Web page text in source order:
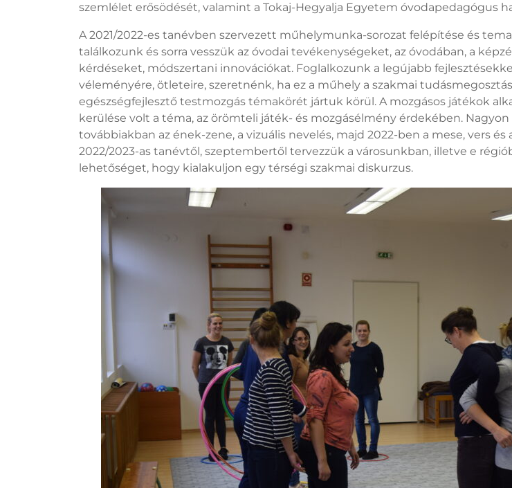
szemlélet erősödését, valamint a Tokaj-Hegyalja Egyetem óvodapedagógus
A 2021/2022-es tanévben szervezett műhelymunka-sorozat felépítése és
találkozunk és sorra vesszük az óvodai tevékenységeket, az óvodában, a
kérdéseket, módszertani innovációkat. Foglalkozunk a legújabb
véleményére, ötleteire, szeretnénk, ha ez a műhely a szakmai
egészségfejlesztő testmozgás témakörét jártuk körül. A mozgásos játékok
kerülése volt a téma, az örömteli játék- és mozgásélmény érdekében.
továbbiakban az ének-zene, a vizuális nevelés, majd 2022-ben a mese, vers
2022/2023-as tanévtől, szeptembertől tervezzük a városunkban, illetve e
lehetőséget, hogy kialakuljon egy térségi szakmai diskurzus.